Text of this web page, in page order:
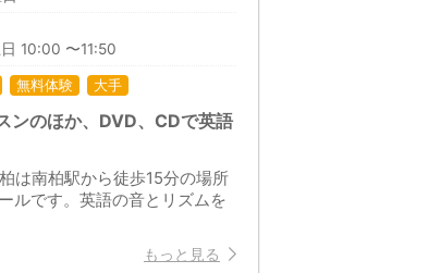
10:00 〜11:50
無料体験 大手
ンのほか、DVD、CDで英語
は南柏駅から徒歩15分の場所
ルです。英語の音とリズムを
もっと見る